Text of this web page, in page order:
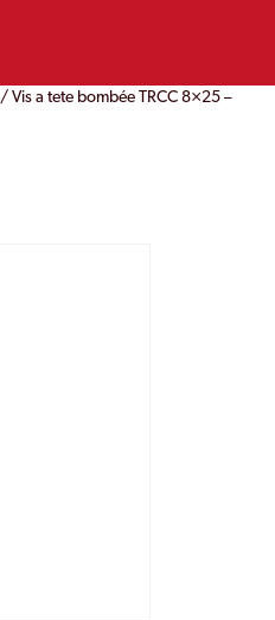
/ Vis a tete bombée TRCC 8×25 –